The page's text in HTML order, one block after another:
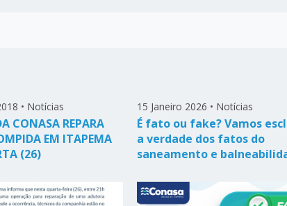
• Notícias
CONASA REPARA
EM ITAPEMA
(26)
15 Janeiro 2026 • Notícias
É fato ou fake? Vamos
a verdade dos fatos do
saneamento e